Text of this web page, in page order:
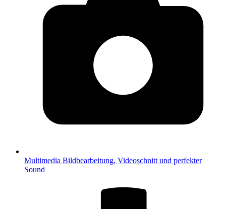
Multimedia Bildbearbeitung, Videoschnitt und perfekter
Sound